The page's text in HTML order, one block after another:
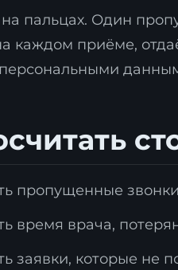
пальцах. Один
каждом приёме,
пропущенные
время врача,
заявки, которые не